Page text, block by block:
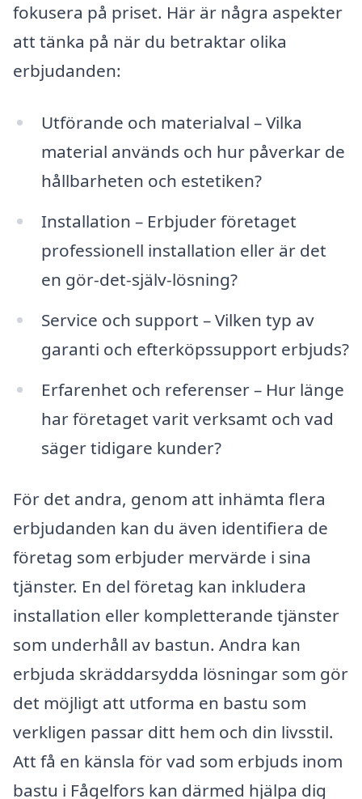
fokusera på priset. Här är några aspekter
att tänka på när du betraktar olika
erbjudanden:
Utförande och materialval – Vilka
material används och hur påverkar de
hållbarheten och estetiken?
Installation – Erbjuder företaget
professionell installation eller är det
en gör-det-själv-lösning?
Service och support – Vilken typ av
garanti och efterköpssupport erbjuds?
Erfarenhet och referenser – Hur länge
har företaget varit verksamt och vad
säger tidigare kunder?
För det andra, genom att inhämta flera
erbjudanden kan du även identifiera de
företag som erbjuder mervärde i sina
tjänster. En del företag kan inkludera
installation eller kompletterande tjänster
som underhåll av bastun. Andra kan
erbjuda skräddarsydda lösningar som gör
det möjligt att utforma en bastu som
verkligen passar ditt hem och din livsstil.
Att få en känsla för vad som erbjuds inom
bastu i Fågelfors kan därmed hjälpa dig